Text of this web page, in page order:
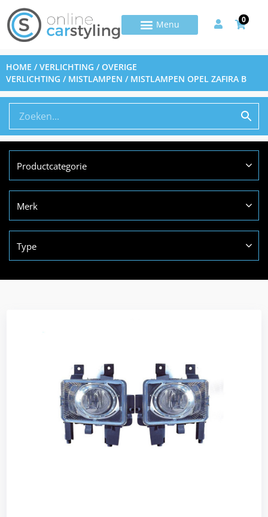
0
HOME /VERLICHTING /OVERIGE
VERLICHTING / MISTLAMPEN / MISTLAMPEN OPEL ZAFIRA B
Productcategorie
Merk
Type